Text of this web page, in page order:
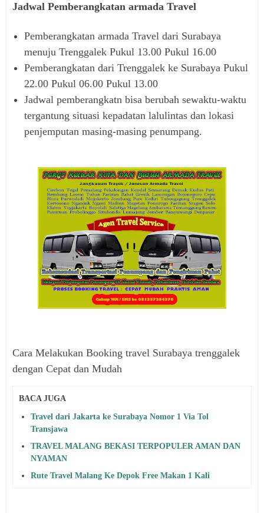
Jadwal Pemberangkatan armada Travel
Pemberangkatan armada Travel dari Surabaya
menuju Trenggalek Pukul 13.00 Pukul 16.00
Pemberangkatan dari Trenggalek ke Surabaya Pukul
22.00 Pukul 06.00 Pukul 13.00
Jadwal pemberangkatn bisa berubah sewaktu-waktu
tergantung situasi kepadatan lalulintas dan lokasi
penjemputan masing-masing penumpang.
Cara Melakukan Booking travel Surabaya trenggalek
dengan Cepat dan Mudah
BACA JUGA
Travel dari Jakarta ke Surabaya Nomor 1 Via Tol
Transjawa
TRAVEL MALANG BEKASI TERPOPULER AMAN DAN
NYAMAN
Rute Travel Malang Ke Depok Free Makan 1 Kali